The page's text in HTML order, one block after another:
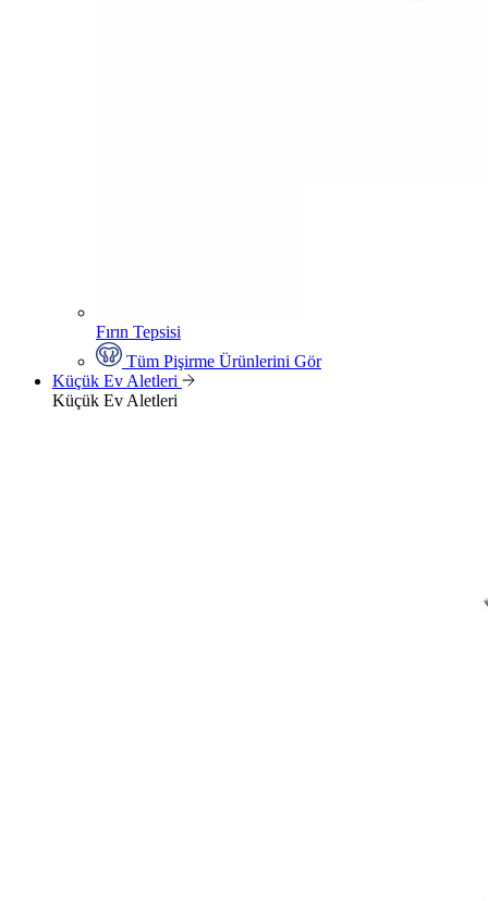
Fırın Tepsisi
Tüm Pişirme Ürünlerini Gör
Küçük Ev Aletleri
Küçük Ev Aletleri